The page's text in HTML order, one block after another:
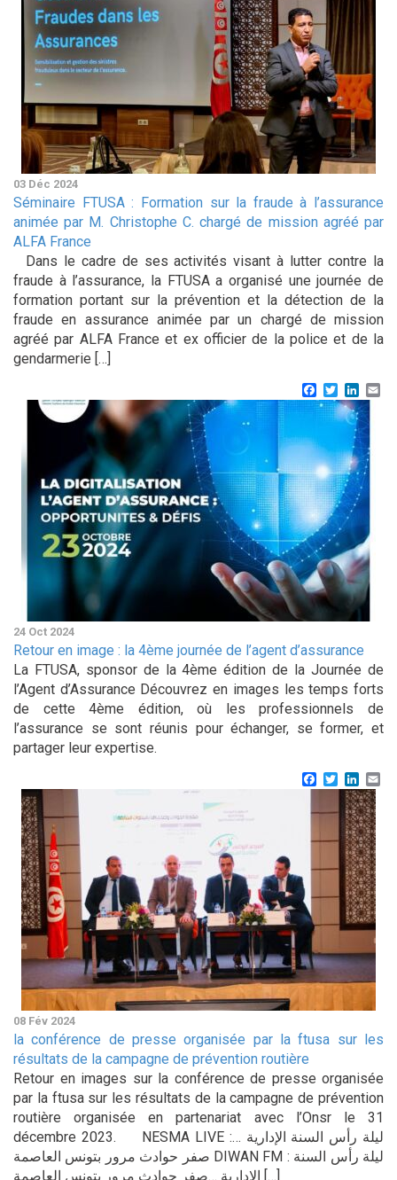
03 Déc 2024
Séminaire FTUSA : Formation sur la fraude à l’assurance
animée par M. Christophe C. chargé de mission agréé par
ALFA France
Dans le cadre de ses activités visant à lutter contre la
fraude à l’assurance, la FTUSA a organisé une journée de
formation portant sur la prévention et la détection de la
fraude en assurance animée par un chargé de mission
agréé par ALFA France et ex officier de la police et de la
gendarmerie […]
Facebook
Twitter
24 Oct 2024
Retour en image : la 4ème journée de l’agent d’assurance
La FTUSA, sponsor de la 4ème édition de la Journée de
l’Agent d’Assurance Découvrez en images les temps forts
de cette 4ème édition, où les professionnels de
l’assurance se sont réunis pour échanger, se former, et
partager leur expertise.
Facebook
Twitter
08 Fév 2024
la conférence de presse organisée par la ftusa sur les
résultats de la campagne de prévention routière
Retour en images sur la conférence de presse organisée
par la ftusa sur les résultats de la campagne de prévention
routière organisée en partenariat avec l’Onsr le 31
décembre 2023. NESMA LIVE :ليلة رأس السنة الإدارية …
صفر حوادث مرور بتونس العاصمة DIWAN FM : ليلة رأس السنة
الإدارية …صفر حوادث مرور بتونس العاصمة […]